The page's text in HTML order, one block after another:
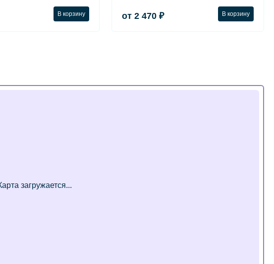
В корзину от 2 470 ₽ В корзину